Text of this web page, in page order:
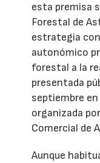
esta premisa
Forestal de
estrategia
autonómico
forestal a la
presentada
septiembre
organizada
Comercial de
Aunque